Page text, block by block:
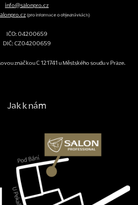
info@salonpro.cz
(pro informace o objednávkách)
IČO: 04200659
DIČ: CZ04200659
značkou C 121741 u Městského soudu v Praze.
Jak k nám